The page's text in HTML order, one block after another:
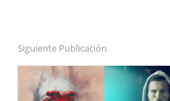
Siguiente Publicación